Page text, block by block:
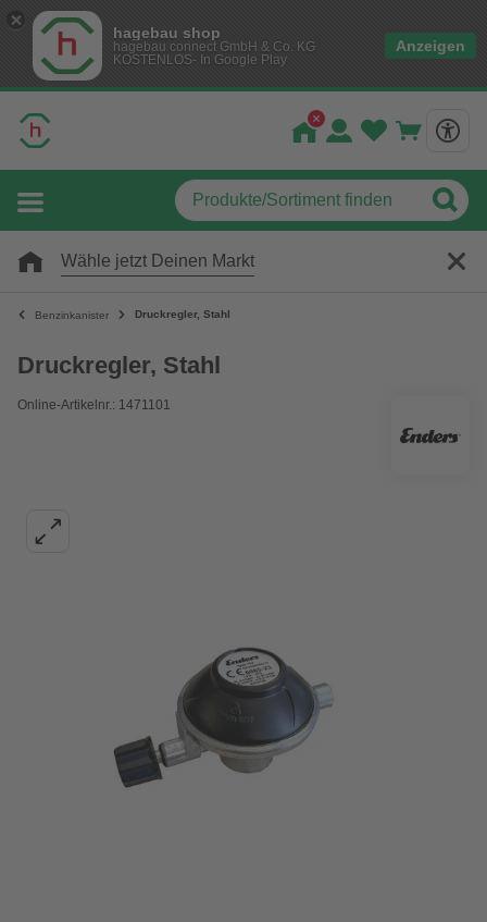
hagebau shop
hagebau connect GmbH & Co. KG
KOSTENLOS- In Google Play
Anzeigen
Wähle jetzt Deinen Markt
Benzinkanister Druckregler, Stahl
Druckregler, Stahl
Online-Artikelnr.: 1471101